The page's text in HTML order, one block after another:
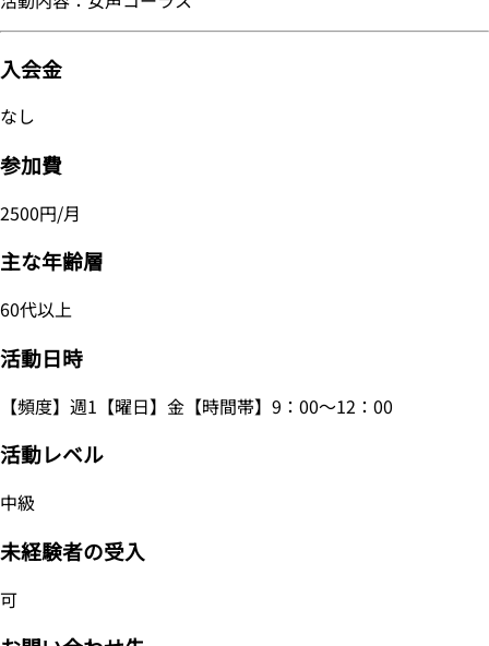
入会金
なし
参加費
2500円/月
主な年齢層
60代以上
活動日時
【頻度】週1【曜日】金【時間帯】9：00～12：00
活動レベル
中級
未経験者の受入
可